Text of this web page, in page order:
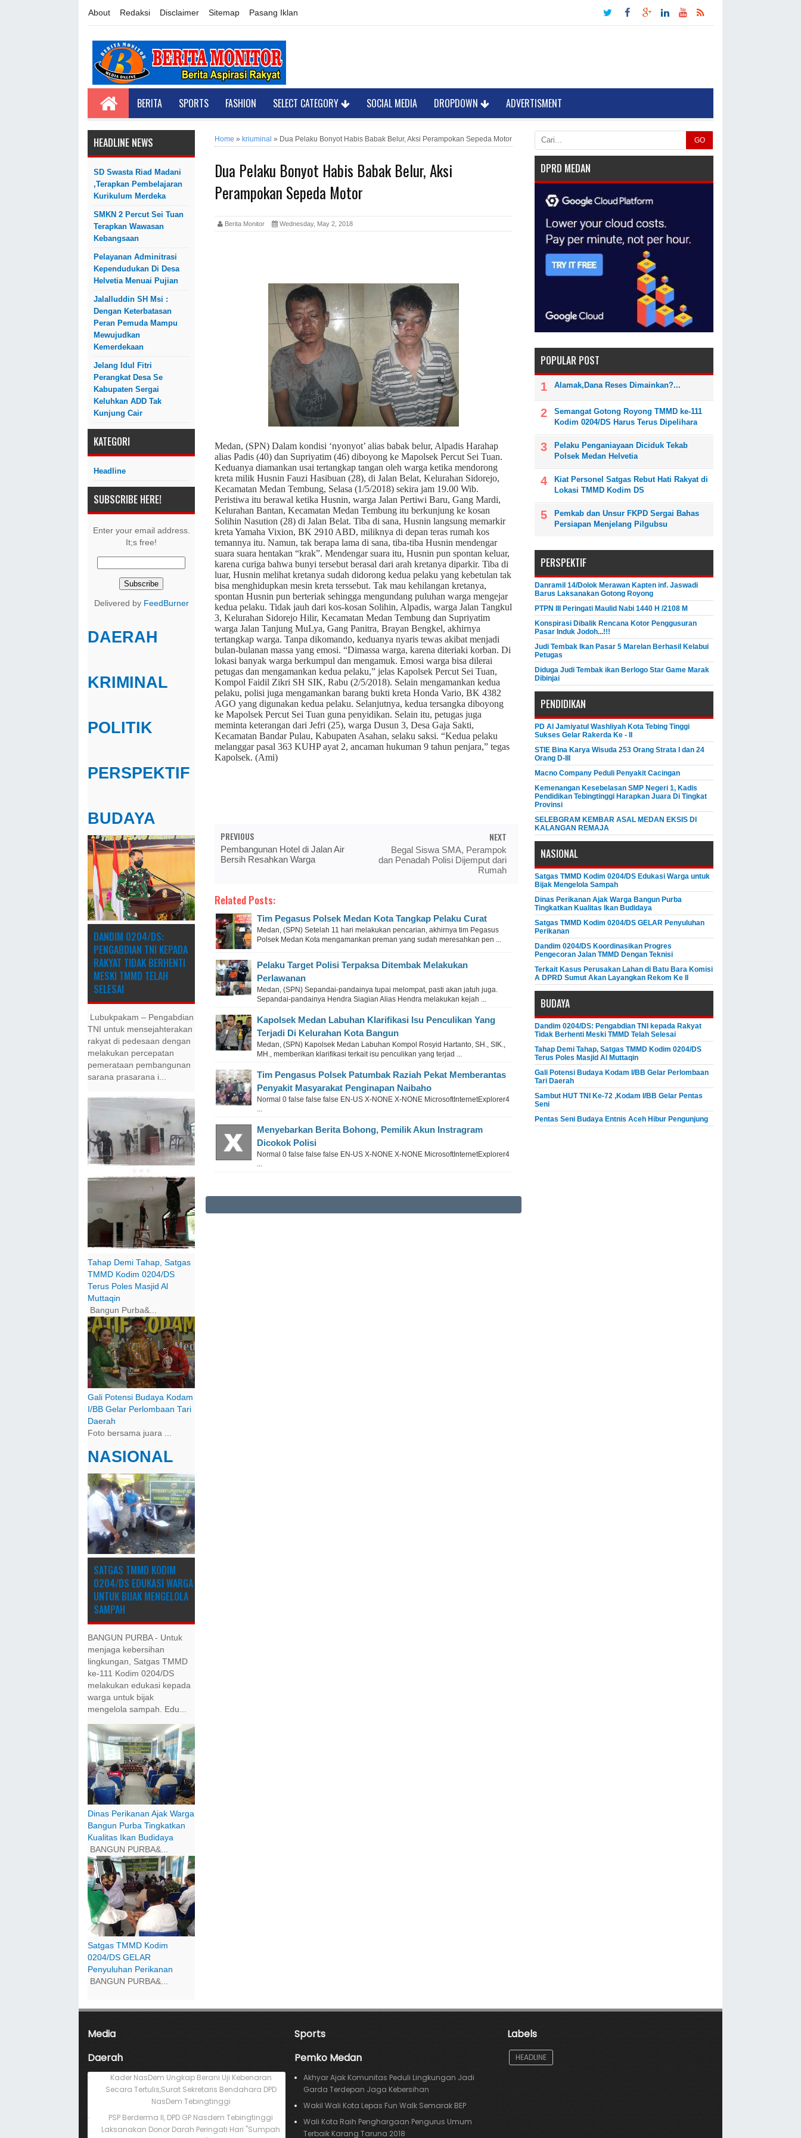
About Redaksi Disclaimer Sitemap Pasang Iklan
BERITA SPORTS FASHION SELECT CATEGORY SOCIAL MEDIA DROPDOWN ADVERTISMENT
HEADLINE NEWS
SD Swasta Riad Madani
,Terapkan Pembelajaran
Kurikulum Merdeka
SMKN 2 Percut Sei Tuan
Terapkan Wawasan
Kebangsaan
Pelayanan Adminitrasi
Kependudukan Di Desa
Helvetia Menuai Pujian
Jalalluddin SH Msi :
Dengan Keterbatasan
Peran Pemuda Mampu
Mewujudkan
Kemerdekaan
Jelang Idul Fitri
Perangkat Desa Se
Kabupaten Sergai
Keluhkan ADD Tak
Kunjung Cair
KATEGORI
Headline
SUBSCRIBE HERE!
Enter your email address.
It;s free!
Delivered by FeedBurner
DAERAH
KRIMINAL
POLITIK
PERSPEKTIF
BUDAYA
DANDIM 0204/DS:
PENGABDIAN TNI KEPADA
RAKYAT TIDAK BERHENTI
MESKI ​TMMD TELAH
SELESAI
Lubukpakam – Pengabdian
TNI untuk mensejahterakan
rakyat di pedesaan dengan
melakukan percepatan
pemerataan pembangunan
sarana prasarana i...
Tahap Demi Tahap, Satgas
TMMD Kodim 0204/DS
Terus Poles Masjid Al
Muttaqin
Bangun Purba&...
Gali Potensi Budaya Kodam
I/BB Gelar Perlombaan Tari
Daerah
Foto bersama juara ...
NASIONAL
SATGAS TMMD KODIM
0204/DS EDUKASI WARGA
UNTUK BIJAK MENGELOLA
SAMPAH
BANGUN PURBA - Untuk
menjaga kebersihan
lingkungan, Satgas TMMD
ke-111 Kodim 0204/DS
melakukan edukasi kepada
warga untuk bijak
mengelola sampah. Edu...
Dinas Perikanan Ajak Warga
Bangun Purba Tingkatkan
Kualitas Ikan Budidaya
BANGUN PURBA&...
Satgas TMMD Kodim
0204/DS GELAR
Penyuluhan Perikanan
BANGUN PURBA&...
Home » kriuminal » Dua Pelaku Bonyot Habis Babak Belur, Aksi Perampokan Sepeda Motor
Dua Pelaku Bonyot Habis Babak Belur, Aksi
Perampokan Sepeda Motor
Berita Monitor Wednesday, May 2, 2018
Medan, (SPN) Dalam kondisi ‘nyonyot’ alias babak belur, Alpadis Harahap
alias Padis (40) dan Supriyatim (46) diboyong ke Mapolsek Percut Sei Tuan.
Keduanya diamankan usai tertangkap tangan oleh warga ketika mendorong
kreta milik Husnin Fauzi Hasibuan (28), di Jalan Belat, Kelurahan Sidorejo,
Kecamatan Medan Tembung, Selasa (1/5/2018) sekira jam 19.00 Wib.
Peristiwa itu berawal ketika Husnin, warga Jalan Pertiwi Baru, Gang Mardi,
Kelurahan Bantan, Kecamatan Medan Tembung itu berkunjung ke kosan
Solihin Nasution (28) di Jalan Belat. Tiba di sana, Husnin langsung memarkir
kreta Yamaha Vixion, BK 2910 ABD, miliknya di depan teras rumah kos
temannya itu. Namun, tak berapa lama di sana, tiba-tiba Husnin mendengar
suara suara hentakan “krak”. Mendengar suara itu, Husnin pun spontan keluar,
karena curiga bahwa bunyi tersebut berasal dari arah kretanya diparkir. Tiba di
luar, Husnin melihat kretanya sudah didorong kedua pelaku yang kebetulan tak
bisa menghidupkan mesin kreta terssebut. Tak mau kehilangan kretanya,
spontan Husnin pun berteriak sehingga mengundang puluhan warga mengejar
kedua pelaku. Tidak jauh dari kos-kosan Solihin, Alpadis, warga Jalan Tangkul
3, Kelurahan Sidorejo Hilir, Kecamatan Medan Tembung dan Supriyatim
warga Jalan Tanjung MuLya, Gang Panitra, Brayan Bengkel, akhirnya
tertangkap warga. Tanpa dikomando, keduanya nyaris tewas akibat menjadi
bulan-bulanan massa yang emosi. “Dimassa warga, karena diteriaki korban. Di
lokasi banyak warga berkumpul dan mengamuk. Emosi warga bisa dilerai
petugas dan mengamankan kedua pelaku,” jelas Kapolsek Percut Sei Tuan,
Kompol Faidil Zikri SH SIK, Rabu (2/5/2018). Selain mengamankan kedua
pelaku, polisi juga mengamankan barang bukti kreta Honda Vario, BK 4382
AGO yang digunakan kedua pelaku. Selanjutnya, kedua tersangka diboyong
ke Mapolsek Percut Sei Tuan guna penyidikan. Selain itu, petugas juga
meminta keterangan dari Jefri (25), warga Dusun 3, Desa Gaja Sakti,
Kecamatan Bandar Pulau, Kabupaten Asahan, selaku saksi. “Kedua pelaku
melanggar pasal 363 KUHP ayat 2, ancaman hukuman 9 tahun penjara,” tegas
Kapolsek. (Ami)
PREVIOUS
Pembangunan Hotel di Jalan Air
Bersih Resahkan Warga
NEXT
Begal Siswa SMA, Perampok
dan Penadah Polisi Dijemput dari
Rumah
Related Posts:
Tim Pegasus Polsek Medan Kota Tangkap Pelaku Curat
Medan, (SPN) Setelah 11 hari melakukan pencarian, akhirnya tim Pegasus
Polsek Medan Kota mengamankan preman yang sudah meresahkan pen ...
Pelaku Target Polisi Terpaksa Ditembak Melakukan
Perlawanan
Medan, (SPN) Sepandai-pandainya tupai melompat, pasti akan jatuh juga.
Sepandai-pandainya Hendra Siagian Alias Hendra melakukan kejah ...
Kapolsek Medan Labuhan Klarifikasi Isu Penculikan Yang
Terjadi Di Kelurahan Kota Bangun
Medan, (SPN) Kapolsek Medan Labuhan Kompol Rosyid Hartanto, SH., SIK.,
MH., memberikan klarifikasi terkait isu penculikan yang terjad ...
Tim Pengasus Polsek Patumbak Raziah Pekat Memberantas
Penyakit Masyarakat Penginapan Naibaho
Normal 0 false false false EN-US X-NONE X-NONE MicrosoftInternetExplorer4
Menyebarkan Berita Bohong, Pemilik Akun Instragram
Dicokok Polisi
Normal 0 false false false EN-US X-NONE X-NONE MicrosoftInternetExplorer4
GO
DPRD MEDAN
POPULAR POST
Alamak,Dana Reses Dimainkan?...
Semangat Gotong Royong TMMD ke-111
Kodim 0204/DS Harus Terus Dipelihara
Pelaku Penganiayaan Diciduk Tekab
Polsek Medan Helvetia
Kiat Personel Satgas Rebut Hati Rakyat di
Lokasi TMMD Kodim DS
Pemkab dan Unsur FKPD Sergai Bahas
Persiapan Menjelang Pilgubsu
PERSPEKTIF
Danramil 14/Dolok Merawan Kapten inf. Jaswadi
Barus Laksanakan Gotong Royong
PTPN III Peringati Maulid Nabi 1440 H /2108 M
Konspirasi Dibalik Rencana Kotor Penggusuran
Pasar Induk Jodoh...!!!
Judi Tembak Ikan Pasar 5 Marelan Berhasil Kelabui
Petugas
Diduga Judi Tembak ikan Berlogo Star Game Marak
Dibinjai
PENDIDIKAN
PD Al Jamiyatul Washliyah Kota Tebing Tinggi
Sukses Gelar Rakerda Ke - II
STIE Bina Karya Wisuda 253 Orang Strata I dan 24
Orang D-III
Macno Company Peduli Penyakit Cacingan
Kemenangan Kesebelasan SMP Negeri 1, Kadis
Pendidikan Tebingtinggi Harapkan Juara Di Tingkat
Provinsi
SELEBGRAM KEMBAR ASAL MEDAN EKSIS DI
KALANGAN REMAJA
NASIONAL
Satgas TMMD Kodim 0204/DS Edukasi Warga untuk
Bijak Mengelola Sampah
Dinas Perikanan Ajak Warga Bangun Purba
Tingkatkan Kualitas Ikan Budidaya
Satgas TMMD Kodim 0204/DS GELAR Penyuluhan
Perikanan
Dandim 0204/DS Koordinasikan Progres
Pengecoran Jalan TMMD Dengan Teknisi
Terkait Kasus Perusakan Lahan di Batu Bara Komisi
A DPRD Sumut Akan Layangkan Rekom Ke II
BUDAYA
Dandim 0204/DS: Pengabdian TNI kepada Rakyat
Tidak Berhenti Meski ​TMMD Telah Selesai
Tahap Demi Tahap, Satgas TMMD Kodim 0204/DS
Terus Poles Masjid Al Muttaqin
Gali Potensi Budaya Kodam I/BB Gelar Perlombaan
Tari Daerah
Sambut HUT TNI Ke-72 ,Kodam I/BB Gelar Pentas
Seni
Pentas Seni Budaya Entnis Aceh Hibur Pengunjung
Media
Daerah
Kader NasDem Ungkap Berani Uji Kebenaran
Secara Tertulis,Surat Sekretaris Bendahara DPD
NasDem Tebingtinggi
PSP Berderma II, DPD GP Nasdem Tebingtinggi
Laksanakan Donor Darah Peringati Hari "Sumpah
Sports
Pemko Medan
Akhyar Ajak Komunitas Peduli Lingkungan Jadi
Garda Terdepan Jaga Kebersihan
Wakil Wali Kota Lepas Fun Walk Semarak BEP
Wali Kota Raih Penghargaan Pengurus Umum
Terbaik Karang Taruna 2018
Labels
HEADLINE